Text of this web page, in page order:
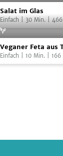
Salat
Glas
Salat im Glas
Einfach| 30 Min.| 466
Veganer
Feta
Veganer Feta aus
Einfach 10 Min. 166